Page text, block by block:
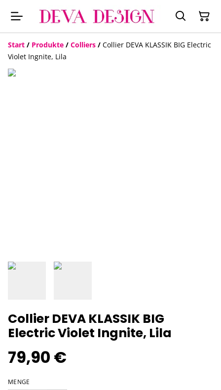
Start / Produkte / Colliers / Collier DEVA KLASSIK BIG Electric
Violet Ingnite, Lila
Collier DEVA KLASSIK BIG
Electric Violet Ingnite, Lila
79,90 €
MENGE